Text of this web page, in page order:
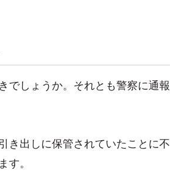
しょうか。それとも警察に通報
き出しに保管されていたことに不
。